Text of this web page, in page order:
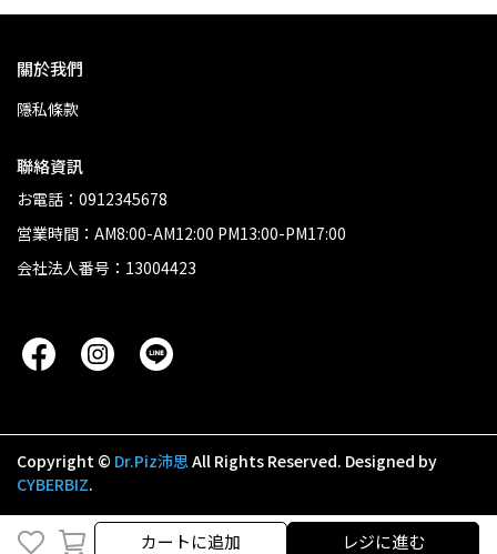
カートに追加 レジに進む
關於我們
隱私條款
聯絡資訊
お電話：0912345678
営業時間：AM8:00-AM12:00 PM13:00-PM17:00
会社法人番号：13004423
Copyright © Dr.Piz沛思All Rights Reserved. Designed by
CYBERBIZ.